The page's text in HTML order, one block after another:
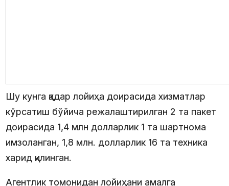
Шу кунга қадар лойиҳа доирасида хизматлар
кўрсатиш бўйича режалаштирилган 2 та пакет
доирасида 1,4 млн долларлик 1 та шартнома
имзоланган, 1,8 млн. долларлик 16 та техника
харид қилинган.
Агентлик томонидан лойиҳани амалга